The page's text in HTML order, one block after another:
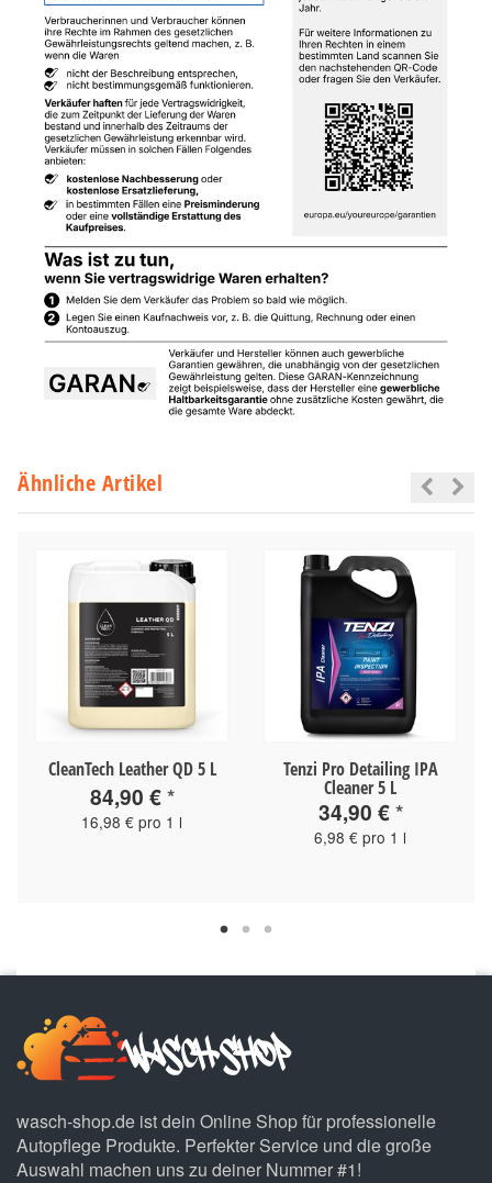
Ähnliche Artikel
CleanTech Leather QD 5 L
84,90 €*
16,98 € pro 1 l
Tenzi Pro Detailing IPA
Cleaner 5 L
34,90 €*
6,98 € pro 1 l
wasch-shop.de ist dein Online Shop für professionelle
Autopflege Produkte. Perfekter Service und die große
Auswahl machen uns zu deiner Nummer #1!